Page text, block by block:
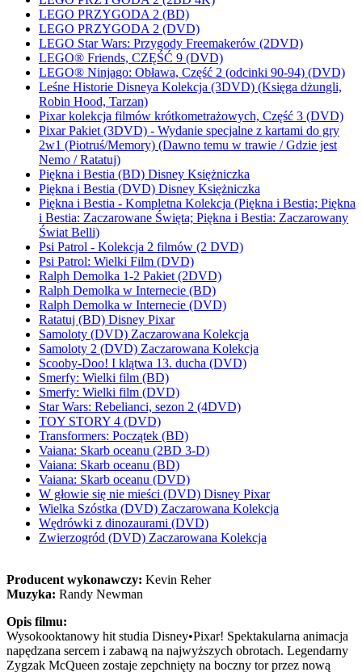
LEGO PRZYGODA 2 (BD)
LEGO PRZYGODA 2 (DVD)
LEGO Star Wars: Przygody Freemakerów (2DVD)
LEGO® Friends, CZĘŚĆ 9 (DVD)
LEGO® Ninjago: Obława, Część 2 (odcinki 90-94) (DVD)
Leśne Historie Disneya Kolekcja (3DVD) (Księga dżungli,
Robin Hood, Tarzan)
Pixar kolekcja filmów krótkometrażowych, Część 3 (DVD)
Pixar Pakiet (3DVD) - Wydanie specjalne z kartami do gry
2w1 (Piotruś/Memory) (Dawno temu w trawie / Gdzie jest
Nemo / Ratatuj)
Piękna i Bestia (BD) Disney Księżniczka
Piękna i Bestia (DVD) Disney Księżniczka
Piękna i Bestia - Kompletna Kolekcja (Piękna i Bestia; Piękna
i Bestia: Zaczarowane Święta; Piękna i Bestia: Zaczarowany
Świat Belli)
Psi Patrol - Kolekcja 2 filmów (2 DVD)
Psi Patrol: Wielki Film (DVD)
Ralph Demolka 1-2 Pakiet (2DVD)
Ralph Demolka w Internecie (BD)
Ralph Demolka w Internecie (DVD)
Ratatuj (BD) Disney Pixar
Samoloty (DVD) Zaczarowana Kolekcja
Samoloty 2 (DVD) Zaczarowana Kolekcja
Scooby-Doo! I klątwa 13. ducha (DVD)
Smerfy: Wielki film (BD)
Smerfy: Wielki film (DVD)
Star Wars: Rebelianci, sezon 2 (4DVD)
TOY STORY 4 (DVD)
Transformers: Początek (BD)
Vaiana: Skarb oceanu (2BD 3-D)
Vaiana: Skarb oceanu (BD)
Vaiana: Skarb oceanu (DVD)
W głowie się nie mieści (DVD) Disney Pixar
Wielka Szóstka (DVD) Zaczarowana Kolekcja
Wędrówki z dinozaurami (DVD)
Zwierzogród (DVD) Zaczarowana Kolekcja
Producent wykonawczy: Kevin Reher
Muzyka: Randy Newman
Opis filmu:
Wysokooktanowy hit studia Disney•Pixar! Spektakularna animacja
napędzana sercem i zabawą na najwyższych obrotach. Legendarny
Zygzak McQueen zostaje zepchnięty na boczny tor przez nową